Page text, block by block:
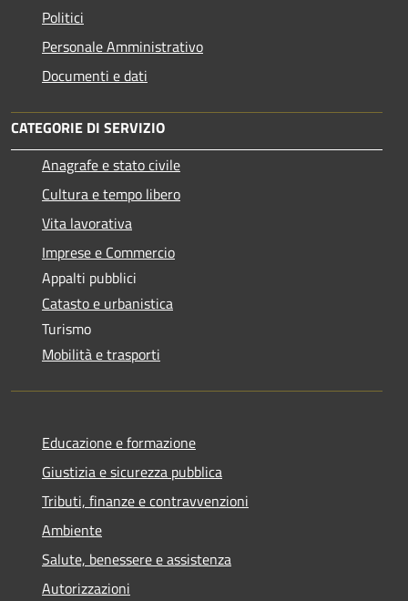
Politici
Personale Amministrativo
Documenti e dati
CATEGORIE DI SERVIZIO
Anagrafe e stato civile
Cultura e tempo libero
Vita lavorativa
Imprese e Commercio
Appalti pubblici
Catasto e urbanistica
Turismo
Mobilità e trasporti
Educazione e formazione
Giustizia e sicurezza pubblica
Tributi, finanze e contravvenzioni
Ambiente
Salute, benessere e assistenza
Autorizzazioni